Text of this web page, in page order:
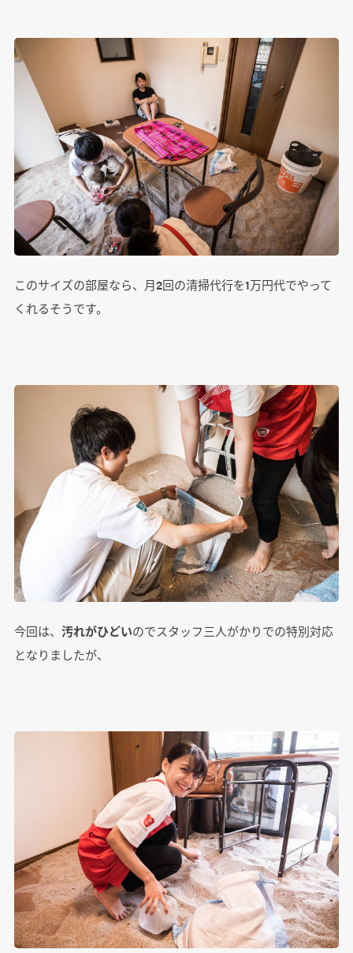
このサイズの部屋なら、月2回の清掃代行を1万円代でやって
くれるそうです。
今回は、 汚れがひどいのでスタッフ三人がかりでの特別対応
となりましたが、